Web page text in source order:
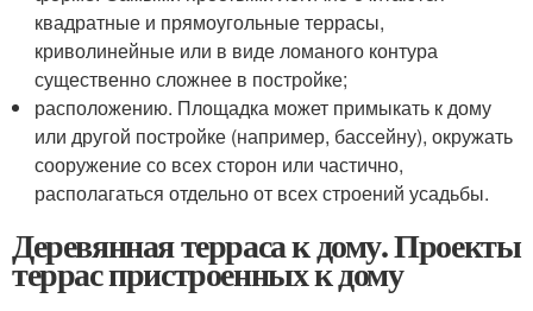
квадратные и прямоугольные террасы,
криволинейные или в виде ломаного контура
существенно сложнее в постройке;
расположению. Площадка может примыкать к дому
или другой постройке (например, бассейну), окружать
сооружение со всех сторон или частично,
располагаться отдельно от всех строений усадьбы.
Деревянная терраса к дому. Проекты
террас пристроенных к дому